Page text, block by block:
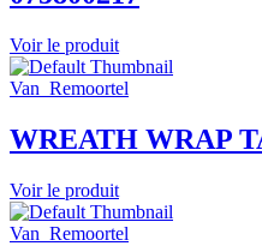
Voir le produit
Van_Remoortel
WREATH WRAP
Voir le produit
Van_Remoortel